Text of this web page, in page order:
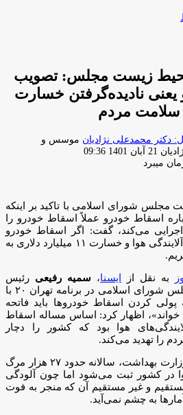
زیست مجلس: تصویب
یعنی نادیده‌گرفتن خسارت
موسس و
ارسال
ایمیل
21 آبان 1401 09:36
شورای اسلامی با تاکید بر اینکه
اسقاط خودرو عملاً اسقاط خودرو را
می‌کند، گفت: اگر اسقاط خودرو
تعطیل شود، یعنی ۸۰ درصد آلایندگی هوا و خسارت ۱۱ میلیارد دلاری به
به نقل از ایسنا، سمیه رفیعی رئیس
فراکسیون محیط زیست مجلس شورای اسلامی در برنامه تهران ۲۰ با
پولی کردن اسقاط خودروها باید فاتحه
اظهار کرد: اساس مساله اسقاط
هوا بود که کشور را دچار
را تهدید می‌کند.
وی گفت: براساس گزارش وزارت بهداشت، سالانه حدود ۲۷ هزار مرگ
در کشور ثبت می‌شود اما چون آلودگی
و غیر مستقیم آن که منجر به فوت
به چشم نمی‌آید.